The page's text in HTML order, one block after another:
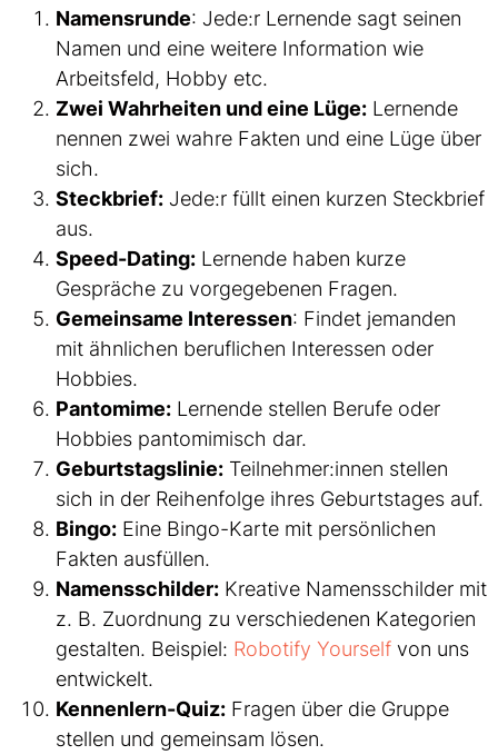
Namensrunde: Jede:r Lernende sagt seinen
Namen und eine weitere Information wie
Arbeitsfeld, Hobby etc.
Zwei Wahrheiten und eine Lüge: Lernende
nennen zwei wahre Fakten und eine Lüge über
sich.
Steckbrief: Jede:r füllt einen kurzen Steckbrief
aus.
Speed-Dating: Lernende haben kurze
Gespräche zu vorgegebenen Fragen.
Gemeinsame Interessen: Findet jemanden
mit ähnlichen beruflichen Interessen oder
Hobbies.
Pantomime: Lernende stellen Berufe oder
Hobbies pantomimisch dar.
Geburtstagslinie: Teilnehmer:innen stellen
sich in der Reihenfolge ihres Geburtstages auf.
Bingo: Eine Bingo-Karte mit persönlichen
Fakten ausfüllen.
Namensschilder: Kreative Namensschilder mit
z. B. Zuordnung zu verschiedenen Kategorien
gestalten. Beispiel: Robotify Yourself von uns
entwickelt.
Kennenlern-Quiz: Fragen über die Gruppe
stellen und gemeinsam lösen.